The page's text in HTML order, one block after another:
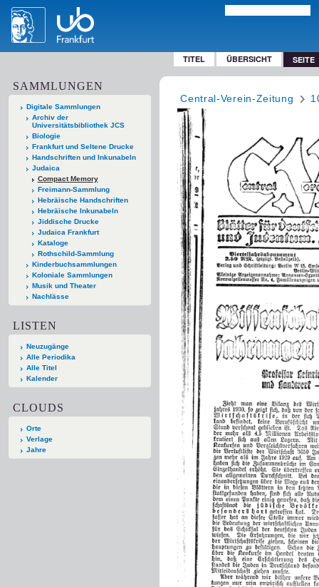
TITEL ÜBERSICHT SEITE
SAMMLUNGEN
Digitale Sammlungen
Archiv der
Universitätsbibliothek JCS
Biologie
Frankfurt und Seltene Drucke
Handschriften und Inkunabeln
Judaica
Compact Memory
Freimann-Sammlung
Hebräische Handschriften
Hebräische Inkunabeln
Jiddische Drucke
Judaica Frankfurt
Kataloge
Rothschild-Sammlung
Kinderbuchsammlungen
Koloniale Sammlungen
Musik und Theater
Nachlässe
LISTEN
Neuzugänge
Alle Periodika
Alle Titel
Kalender
CLOUDS
Orte
Verlage
Jahre
Central-Verein-Zeitung